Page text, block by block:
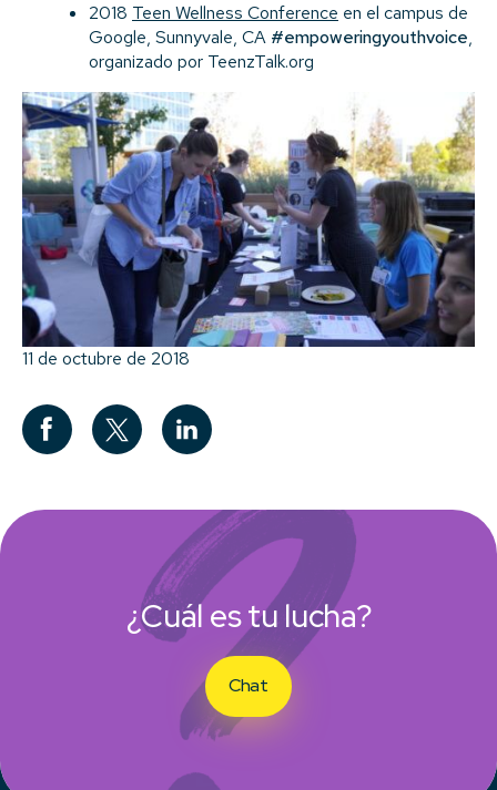
¿Cuál es tu lucha?
Chat
2018 Teen Wellness Conference en el campus de
Google, Sunnyvale, CA #empoweringyouthvoice,
organizado por TeenzTalk.org
11 de octubre de 2018